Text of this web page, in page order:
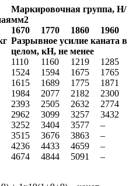
Маркировочная группа, Н/
мм2
1670
1770 1860
1960
Разрывное усилие каната в
целом, кН, не менее
1110 1160 1219
1285
1524 1594 1675
1765
1615 1689 1775
1871
1984 2077 2182
2300
2393 2505 2632
2774
2962 3099 3257
3432
3252 3404 3577
–
3515 3676 3863
–
4236 4433 4659
–
4674 4844 5091
–